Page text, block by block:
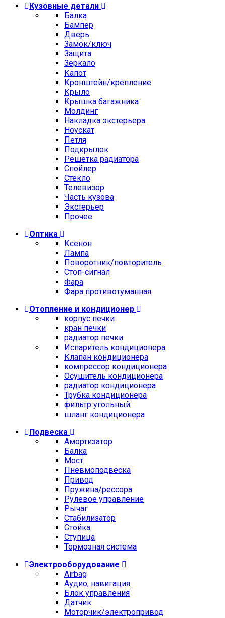
Кузовные детали
Балка
Бампер
Дверь
Замок/ключ
Защита
Зеркало
Капот
Кронштейн/крепление
Крыло
Крышка багажника
Молдинг
Накладка экстерьера
Ноускат
Петля
Подкрылок
Решетка радиатора
Спойлер
Стекло
Телевизор
Часть кузова
Экстерьер
Прочее
Оптика
Ксенон
Лампа
Поворотник/повторитель
Стоп-сигнал
Фара
Фара противотуманная
Отопление и кондиционер
корпус печки
кран печки
радиатор печки
Испаритель кондиционера
Клапан кондиционера
компрессор кондиционера
Осушитель кондиционера
радиатор кондиционера
Трубка кондиционера
фильтр угольный
шланг кондиционера
Подвеска
Амортизатор
Балка
Мост
Пневмоподвеска
Привод
Пружина/рессора
Рулевое управление
Рычаг
Стабилизатор
Стойка
Ступица
Тормозная система
Электрооборудование
Airbag
Аудио, навигация
Блок управления
Датчик
Моторчик/электропривод